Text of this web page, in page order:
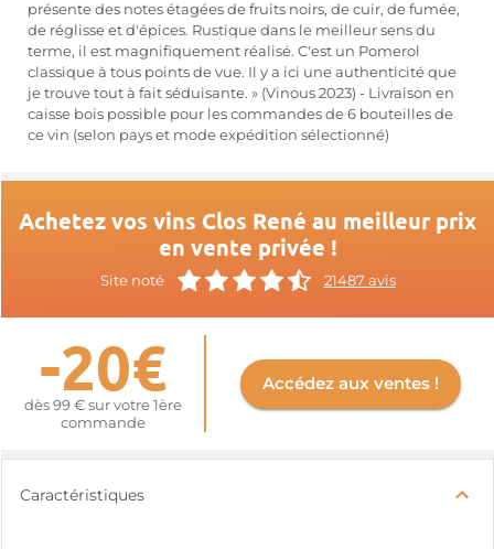
présente des notes étagées de fruits noirs, de cuir, de fumée,
de réglisse et d'épices. Rustique dans le meilleur sens du
terme, il est magnifiquement réalisé. C'est un Pomerol
classique à tous points de vue. Il y a ici une authenticité que
je trouve tout à fait séduisante. » (Vinous 2023) - Livraison en
caisse bois possible pour les commandes de 6 bouteilles de
ce vin (selon pays et mode expédition sélectionné)
Achetez vos vins Clos René au meilleur prix
en vente privée !
Site noté 21487 avis
-20€
dès 99 € sur votre 1ère
commande
Accédez aux ventes !
Caractéristiques